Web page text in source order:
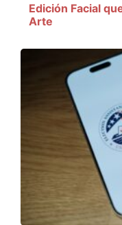
Edición Facial
Arte